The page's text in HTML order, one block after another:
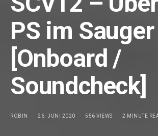
PS im Sauger
[Onboard /
Soundcheck]
ROBIN 26. JUNI 2020 556 VIEWS 2 MINUTE